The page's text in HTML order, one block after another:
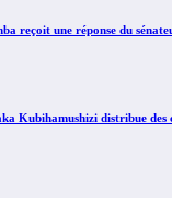
reçoit une réponse du
Kubihamushizi distribue